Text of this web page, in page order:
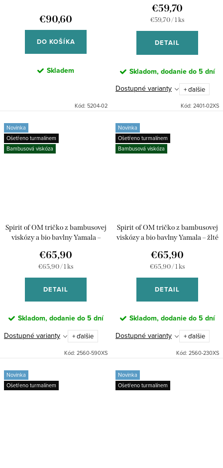
€90,60
DO KOŠÍKA
Skladem
Kód: 5204-02
€59,70
Jednotková
€59,70 / 1 ks
DETAIL
Skladom, dodanie do 5 dní
Dostupné varianty + ďalšie
Kód: 2401-02XS
Novinka
Ošetřeno turmalínem
Bambusová viskóza
Spirit of OM tričko z bambusovej
viskózy a bio bavlny Yamala –
€65,90
Jednotková
cena:
€65,90 / 1 ks
DETAIL
Skladom, dodanie do 5 dní
Dostupné varianty + ďalšie
Kód: 2560-590XS
Novinka
Ošetřeno turmalínem
Bambusová viskóza
Spirit of OM tričko z bambusovej
viskózy a bio bavlny Yamala – žlté
€65,90
Jednotková
cena:
€65,90 / 1 ks
DETAIL
Skladom, dodanie do 5 dní
Dostupné varianty + ďalšie
Kód: 2560-230XS
Novinka
Ošetřeno turmalínem
Novinka
Ošetřeno turmalínem